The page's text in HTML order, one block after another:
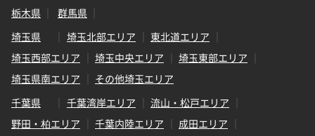
栃木県
群馬県
埼玉県
埼玉北部エリア
東北道エリア
埼玉西部エリア
埼玉中央エリア
埼玉東部エリア
埼玉県南エリア
その他埼玉エリア
千葉県
千葉湾岸エリア
流山・松戸エリア
野田・柏エリア
千葉内陸エリア
成田エリア